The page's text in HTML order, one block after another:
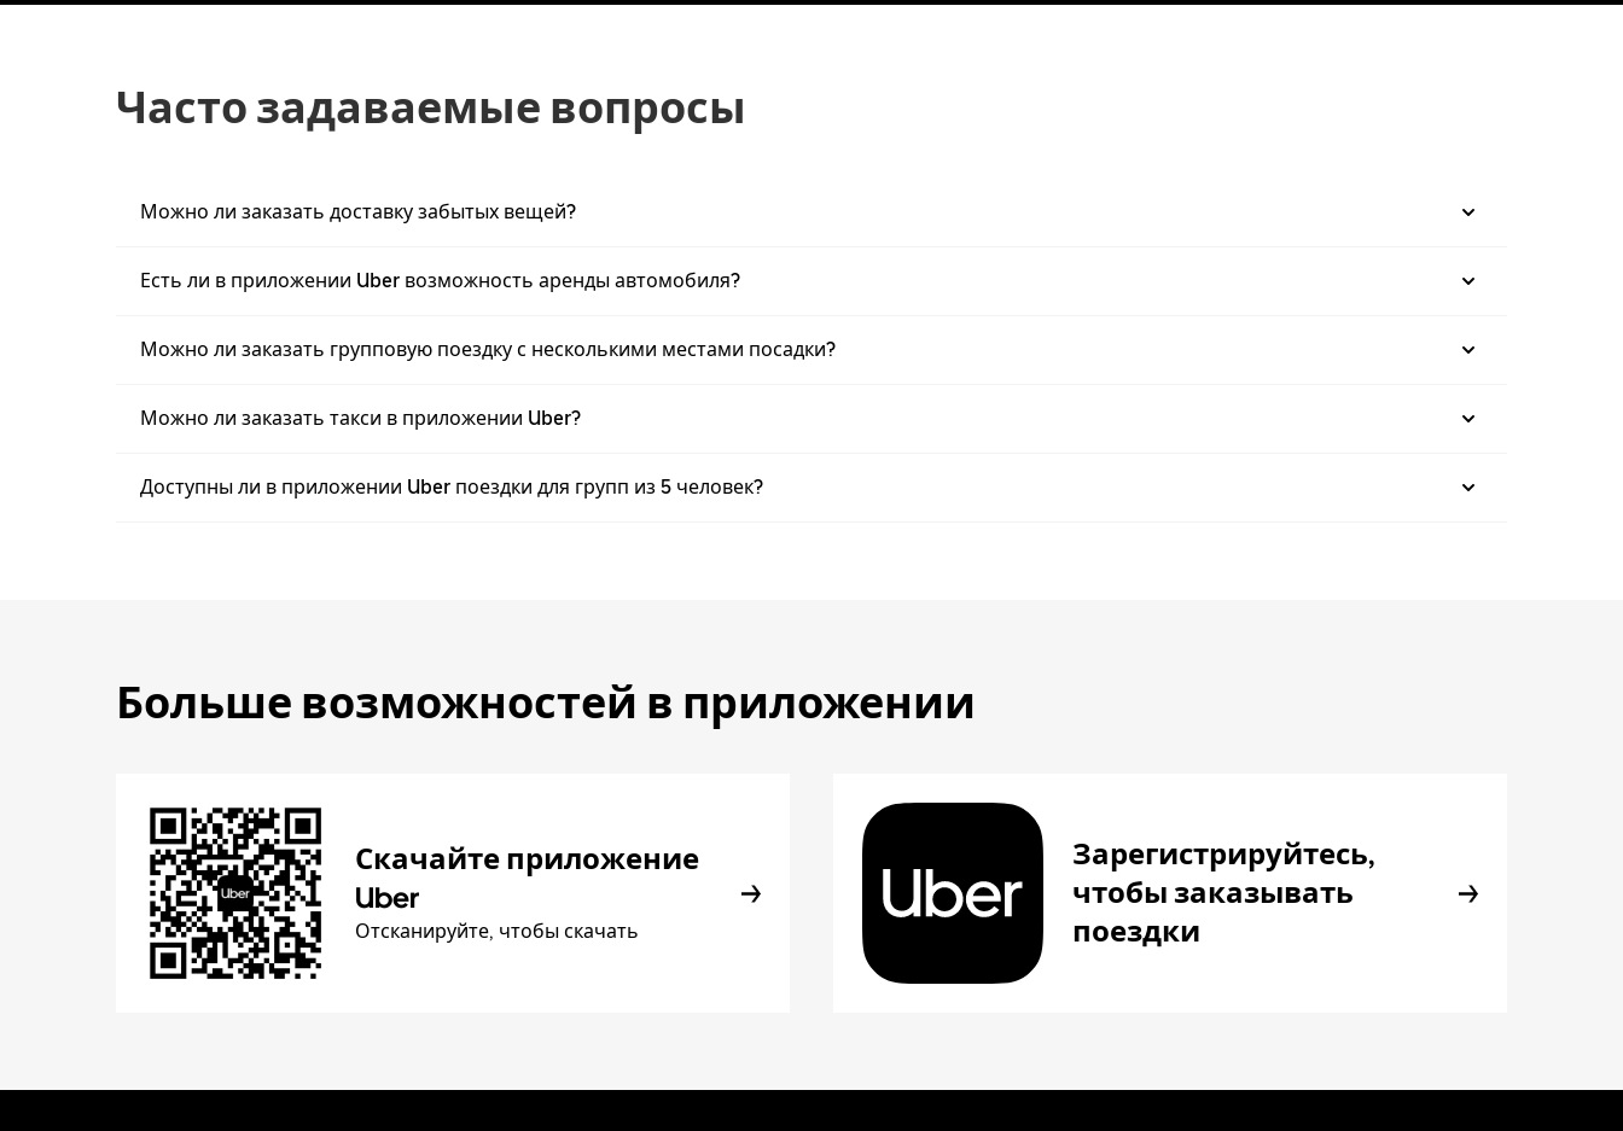
Часто задаваемые вопросы
Можно ли заказать доставку забытых вещей?
Есть ли в приложении Uber возможность аренды автомобиля?
Можно ли заказать групповую поездку с несколькими местами посадки?
Можно ли заказать такси в приложении Uber?
Доступны ли в приложении Uber поездки для групп из 5 человек?
Больше возможностей в приложении
Скачайте приложение
Uber
Отсканируйте, чтобы скачать
Зарегистрируйтесь,
чтобы заказывать
поездки